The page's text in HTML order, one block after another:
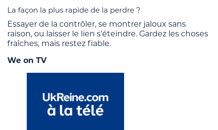
La façon la plus rapide de la perdre ?
Essayer de la contrôler, se montrer jaloux sans
raison, ou laisser le lien s’éteindre. Gardez les choses
fraîches, mais restez fiable.
We on TV